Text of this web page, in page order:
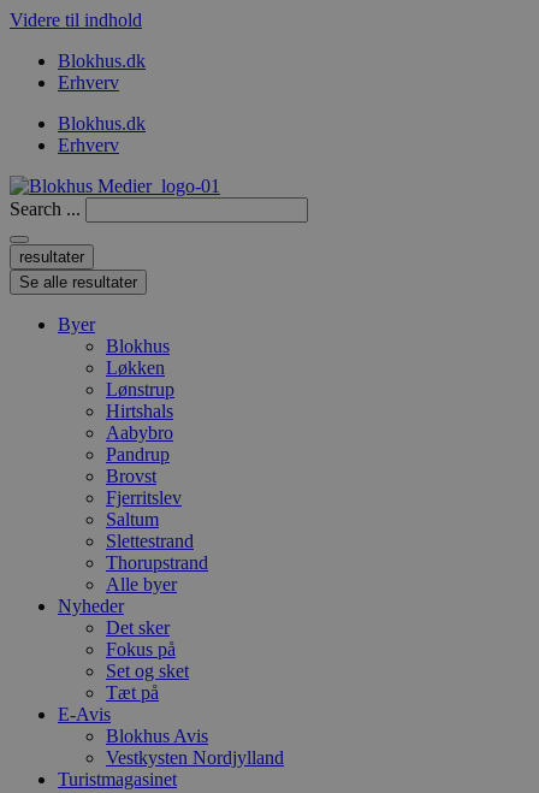
Videre til indhold
Blokhus.dk
Erhverv
Blokhus.dk
Erhverv
Search ...
resultater
Se alle resultater
Byer
Blokhus
Løkken
Lønstrup
Hirtshals
Aabybro
Pandrup
Brovst
Fjerritslev
Saltum
Slettestrand
Thorupstrand
Alle byer
Nyheder
Det sker
Fokus på
Set og sket
Tæt på
E-Avis
Blokhus Avis
Vestkysten Nordjylland
Turistmagasinet